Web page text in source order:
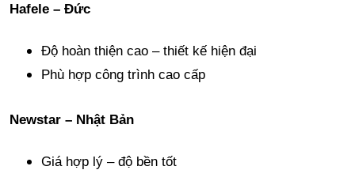
Hafele – Đức
Độ hoàn thiện cao – thiết kế hiện đại
Phù hợp công trình cao cấp
Newstar – Nhật Bản
Giá hợp lý – độ bền tốt